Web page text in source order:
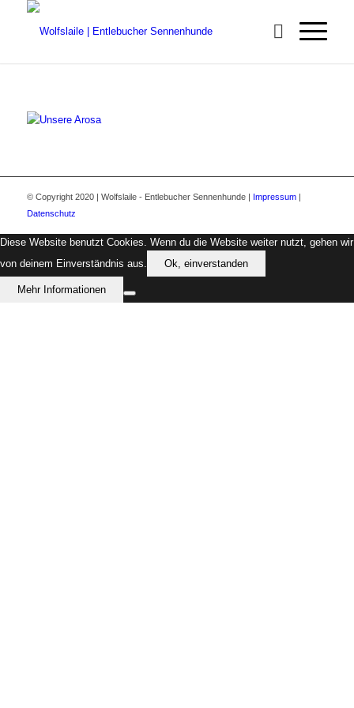
© Copyright 2020 | Wolfslaile - Entlebucher Sennenhunde | Impressum|
Datenschutz
Diese Website benutzt Cookies. Wenn du die Website weiter nutzt, gehen wir
von deinem Einverständnis aus.
Ok, einverstanden
Mehr Informationen